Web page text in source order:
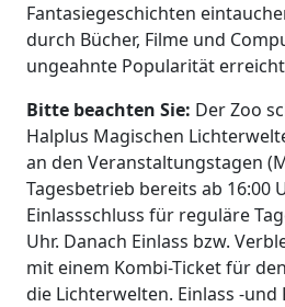
Fantasiegeschichten
durch Bücher, Filme und
ungeahnte Popularität
Bitte beachten Sie: Der Zoo
Halplus Magischen
an den Veranstaltungstagen
Tagesbetrieb bereits ab 16:00
Einlassschluss für reguläre
Uhr. Danach Einlass bzw.
mit einem Kombi-Ticket für
die Lichterwelten. Einlass -und